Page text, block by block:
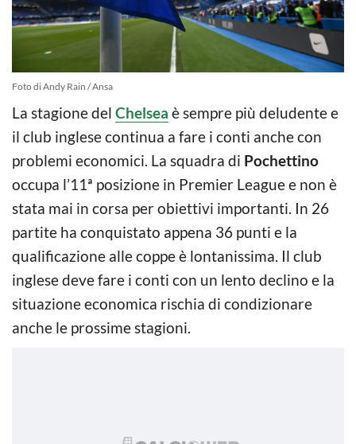
Foto di Andy Rain / Ansa
La stagione del Chelsea è sempre più deludente e
il club inglese continua a fare i conti anche con
problemi economici. La squadra di Pochettino
occupa l’11ª posizione in Premier League e non è
stata mai in corsa per obiettivi importanti. In 26
partite ha conquistato appena 36 punti e la
qualificazione alle coppe è lontanissima. Il club
inglese deve fare i conti con un lento declino e la
situazione economica rischia di condizionare
anche le prossime stagioni.